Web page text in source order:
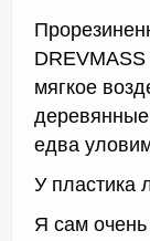
мягкое
едва
У пластика
Я сам